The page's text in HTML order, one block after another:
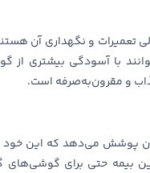
تعمیرات و نگهداری آن
با آسودگی بیشتری
و مقرون‌به‌صرفه است.
گوشی‌های موجود در بازار را تا سقف ۱۰۰ میلیون تومان پوشش
بیمه حتی برای گوشی‌های